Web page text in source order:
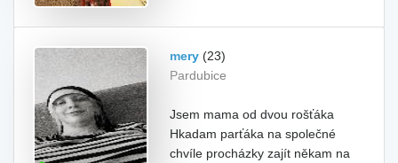
mery (23)
Pardubice
Jsem mama od dvou rošťáka
Hkadam parťáka na společné
chvíle procházky zajít někam na